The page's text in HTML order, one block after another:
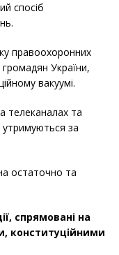
спосіб
правоохоронних
України,
вакуумі.
телеканалах та
утримуються за
остаточно та
спрямовані на
конституційними